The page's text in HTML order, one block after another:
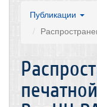
Публикации